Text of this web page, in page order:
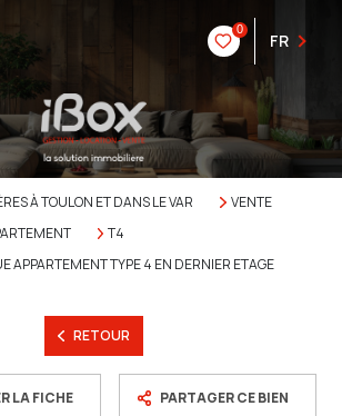
0
FR
À TOULON ET DANS LE VAR
VENTE
T4
APPARTEMENT TYPE 4 EN DERNIER ETAGE
RETOUR
LA FICHE PARTAGER CE BIEN